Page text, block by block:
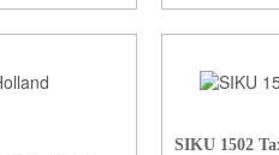
SIKU 1502